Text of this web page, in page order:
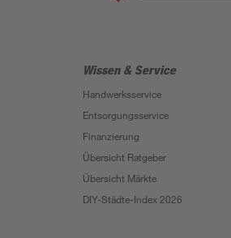
Wissen & Service
Handwerksservice
Entsorgungsservice
Finanzierung
Übersicht Ratgeber
Übersicht Märkte
DIY-Städte-Index 2026